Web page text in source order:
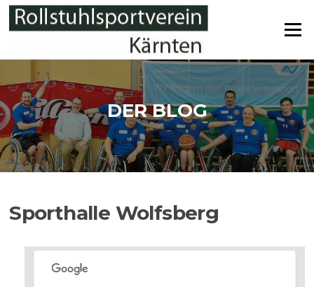
Zum
Inhalt
Menü
DER BLOG
Sporthalle Wolfsberg